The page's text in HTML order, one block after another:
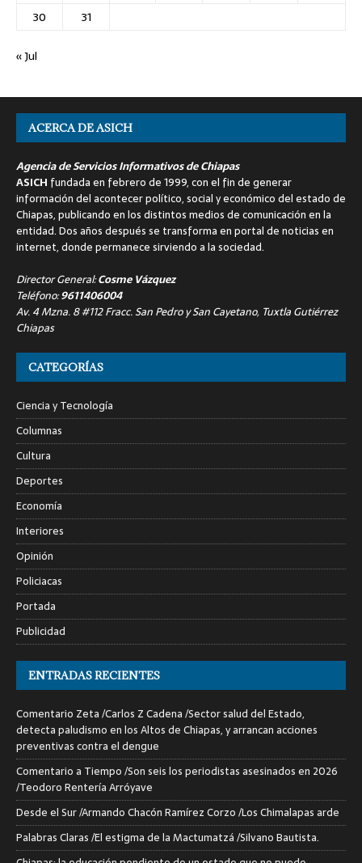
30
31
« Jul
ACERCA DE ASICH
Agencia de Servicios Informativos de Chiapas
ASICH fundada en febrero de 1999, con el fin de generar
información del acontecer político, social y económico del estado de
Chiapas, publicando en los distintos medios de comunicación en la
entidad. Dos años después se transforma en portal de noticias en
internet, donde permanece sirviendo a la sociedad.
Director General:Cosme Vázquez
Teléfono:9611406004
Av. 4 Mzna. 8 #112 Fracc. San Pedro y San Cayetano, Tuxtla Gutiérrez
Chiapas
CATEGORÍAS
Ciencia y Tecnología
Columnas
Cultura
Deportes
Economía
Interiores
Opinión
Policiacas
Portada
Publicidad
ENTRADAS RECIENTES
Comentario Zeta /Carlos Z Cadena /Sector salud del Estado,
detecta paludismo en los Altos de Chiapas, y arrancan acciones
preventivas contra el dengue
Comentario a Tiempo /Son seis los periodistas asesinados en 2026
/Teodoro Rentería Arróyave
Desde el Sur /Armando Chacón Ramírez Corzo /Los Chimalapas arde
Palabras Claras /El estigma de la Mactumatzá /Silvano Bautista.